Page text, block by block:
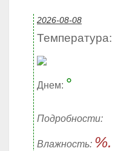
2026-08-08
Температура:
Днем: °
Подробности:
Влажность: %.